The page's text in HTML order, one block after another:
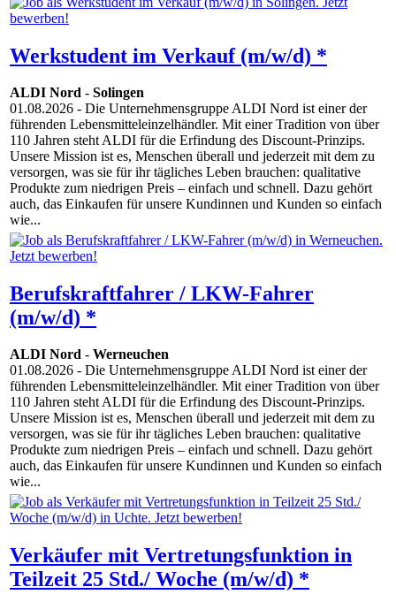
Werkstudent im Verkauf (m/w/d) *
ALDI Nord - Solingen
01.08.2026 - Die Unternehmensgruppe ALDI Nord ist einer der
führenden Lebensmitteleinzelhändler. Mit einer Tradition von über
110 Jahren steht ALDI für die Erfindung des Discount-Prinzips.
Unsere Mission ist es, Menschen überall und jederzeit mit dem zu
versorgen, was sie für ihr tägliches Leben brauchen: qualitative
Produkte zum niedrigen Preis – einfach und schnell. Dazu gehört
auch, das Einkaufen für unsere Kundinnen und Kunden so einfach
wie...
Berufskraftfahrer / LKW-Fahrer
(m/w/d) *
ALDI Nord - Werneuchen
01.08.2026 - Die Unternehmensgruppe ALDI Nord ist einer der
führenden Lebensmitteleinzelhändler. Mit einer Tradition von über
110 Jahren steht ALDI für die Erfindung des Discount-Prinzips.
Unsere Mission ist es, Menschen überall und jederzeit mit dem zu
versorgen, was sie für ihr tägliches Leben brauchen: qualitative
Produkte zum niedrigen Preis – einfach und schnell. Dazu gehört
auch, das Einkaufen für unsere Kundinnen und Kunden so einfach
wie...
Verkäufer mit Vertretungsfunktion in
Teilzeit 25 Std./ Woche (m/w/d) *